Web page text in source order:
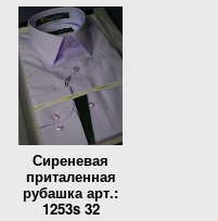
Сиреневая
приталенная
рубашка арт.:
1253s 32